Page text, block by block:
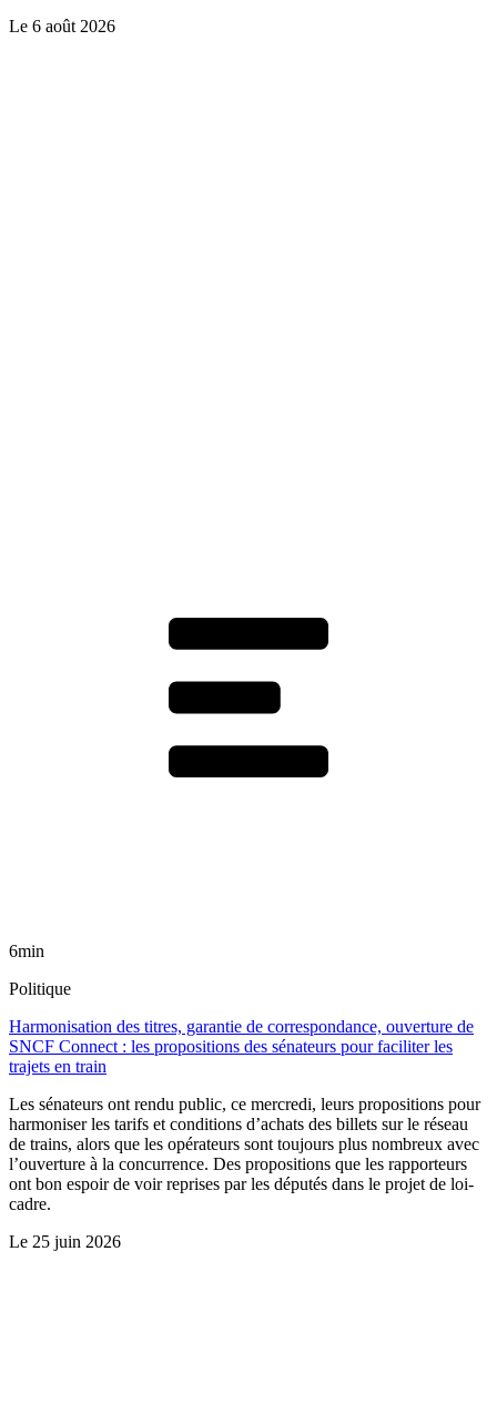
Le 6 août 2026
6min
Politique
Harmonisation des titres, garantie de correspondance, ouverture de
SNCF Connect : les propositions des sénateurs pour faciliter les
trajets en train
Les sénateurs ont rendu public, ce mercredi, leurs propositions pour
harmoniser les tarifs et conditions d’achats des billets sur le réseau
de trains, alors que les opérateurs sont toujours plus nombreux avec
l’ouverture à la concurrence. Des propositions que les rapporteurs
ont bon espoir de voir reprises par les députés dans le projet de loi-
cadre.
Le 25 juin 2026